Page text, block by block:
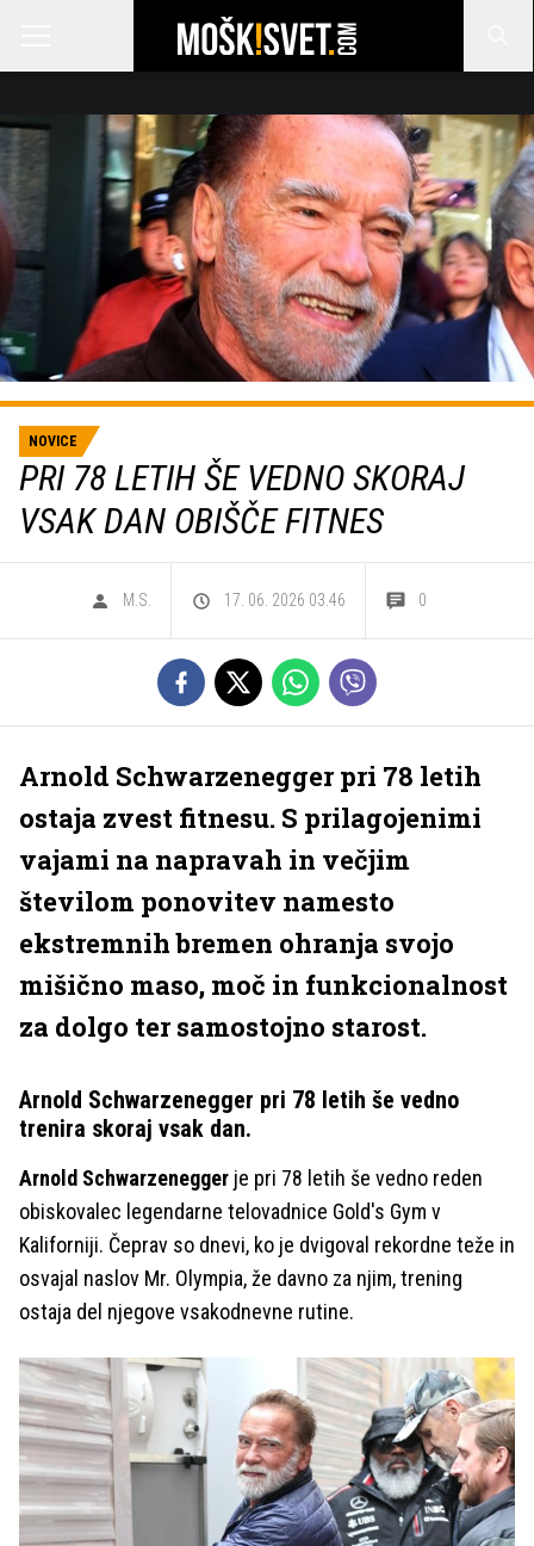
NOVICE
PRI 78 LETIH ŠE VEDNO SKORAJ
VSAK DAN OBIŠČE FITNES
M.S. 17. 06. 2026 03.46 0
Arnold Schwarzenegger pri 78 letih
ostaja zvest fitnesu. S prilagojenimi
vajami na napravah in večjim
številom ponovitev namesto
ekstremnih bremen ohranja svojo
mišično maso, moč in funkcionalnost
za dolgo ter samostojno starost.
Arnold Schwarzenegger pri 78 letih še vedno
trenira skoraj vsak dan.
Arnold Schwarzenegger je pri 78 letih še vedno reden
obiskovalec legendarne telovadnice Gold's Gym v
Kaliforniji. Čeprav so dnevi, ko je dvigoval rekordne teže in
osvajal naslov Mr. Olympia, že davno za njim, trening
ostaja del njegove vsakodnevne rutine.